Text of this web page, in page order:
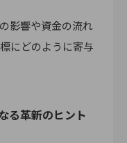
影響や資金の流れ
にどのように寄与
る革新のヒント